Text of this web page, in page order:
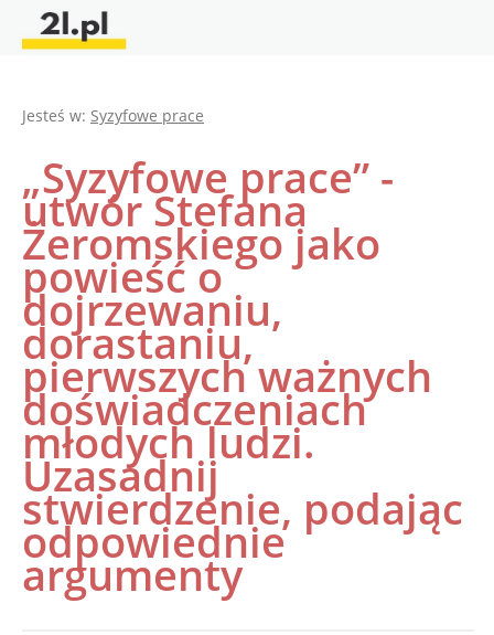
Jesteś w: Syzyfowe prace
„Syzyfowe prace” -
utwór Stefana
Żeromskiego jako
powieść o
dojrzewaniu,
dorastaniu,
pierwszych ważnych
doświadczeniach
młodych ludzi.
Uzasadnij
stwierdzenie, podając
odpowiednie
argumenty